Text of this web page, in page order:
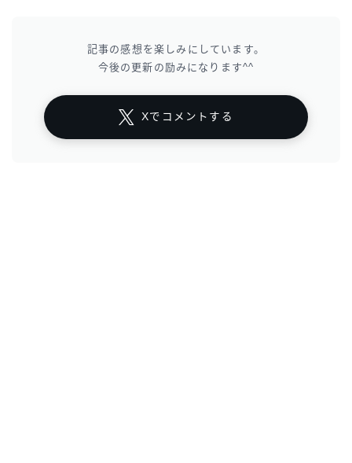
記事の感想を楽しみにしています。
今後の更新の励みになります^^
Xでコメントする